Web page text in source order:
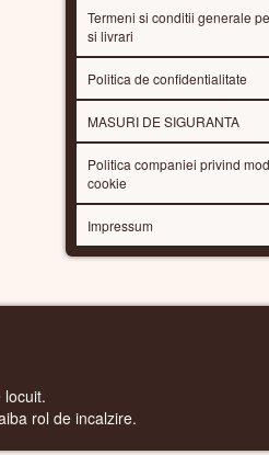
Termeni si conditii generale
si livrari
Politica de confidentialitate
MASURI DE SIGURANTA
Politica companiei privind
cookie
Impressum
rol de incalzire.